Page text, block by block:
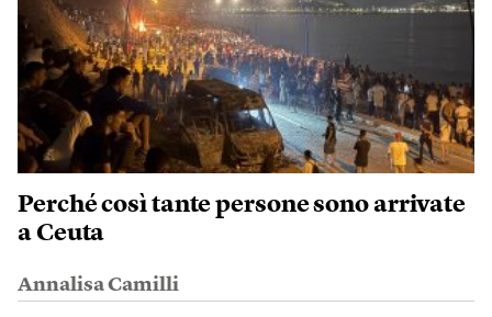
Perché così tante persone sono arrivate
a Ceuta
Annalisa Camilli